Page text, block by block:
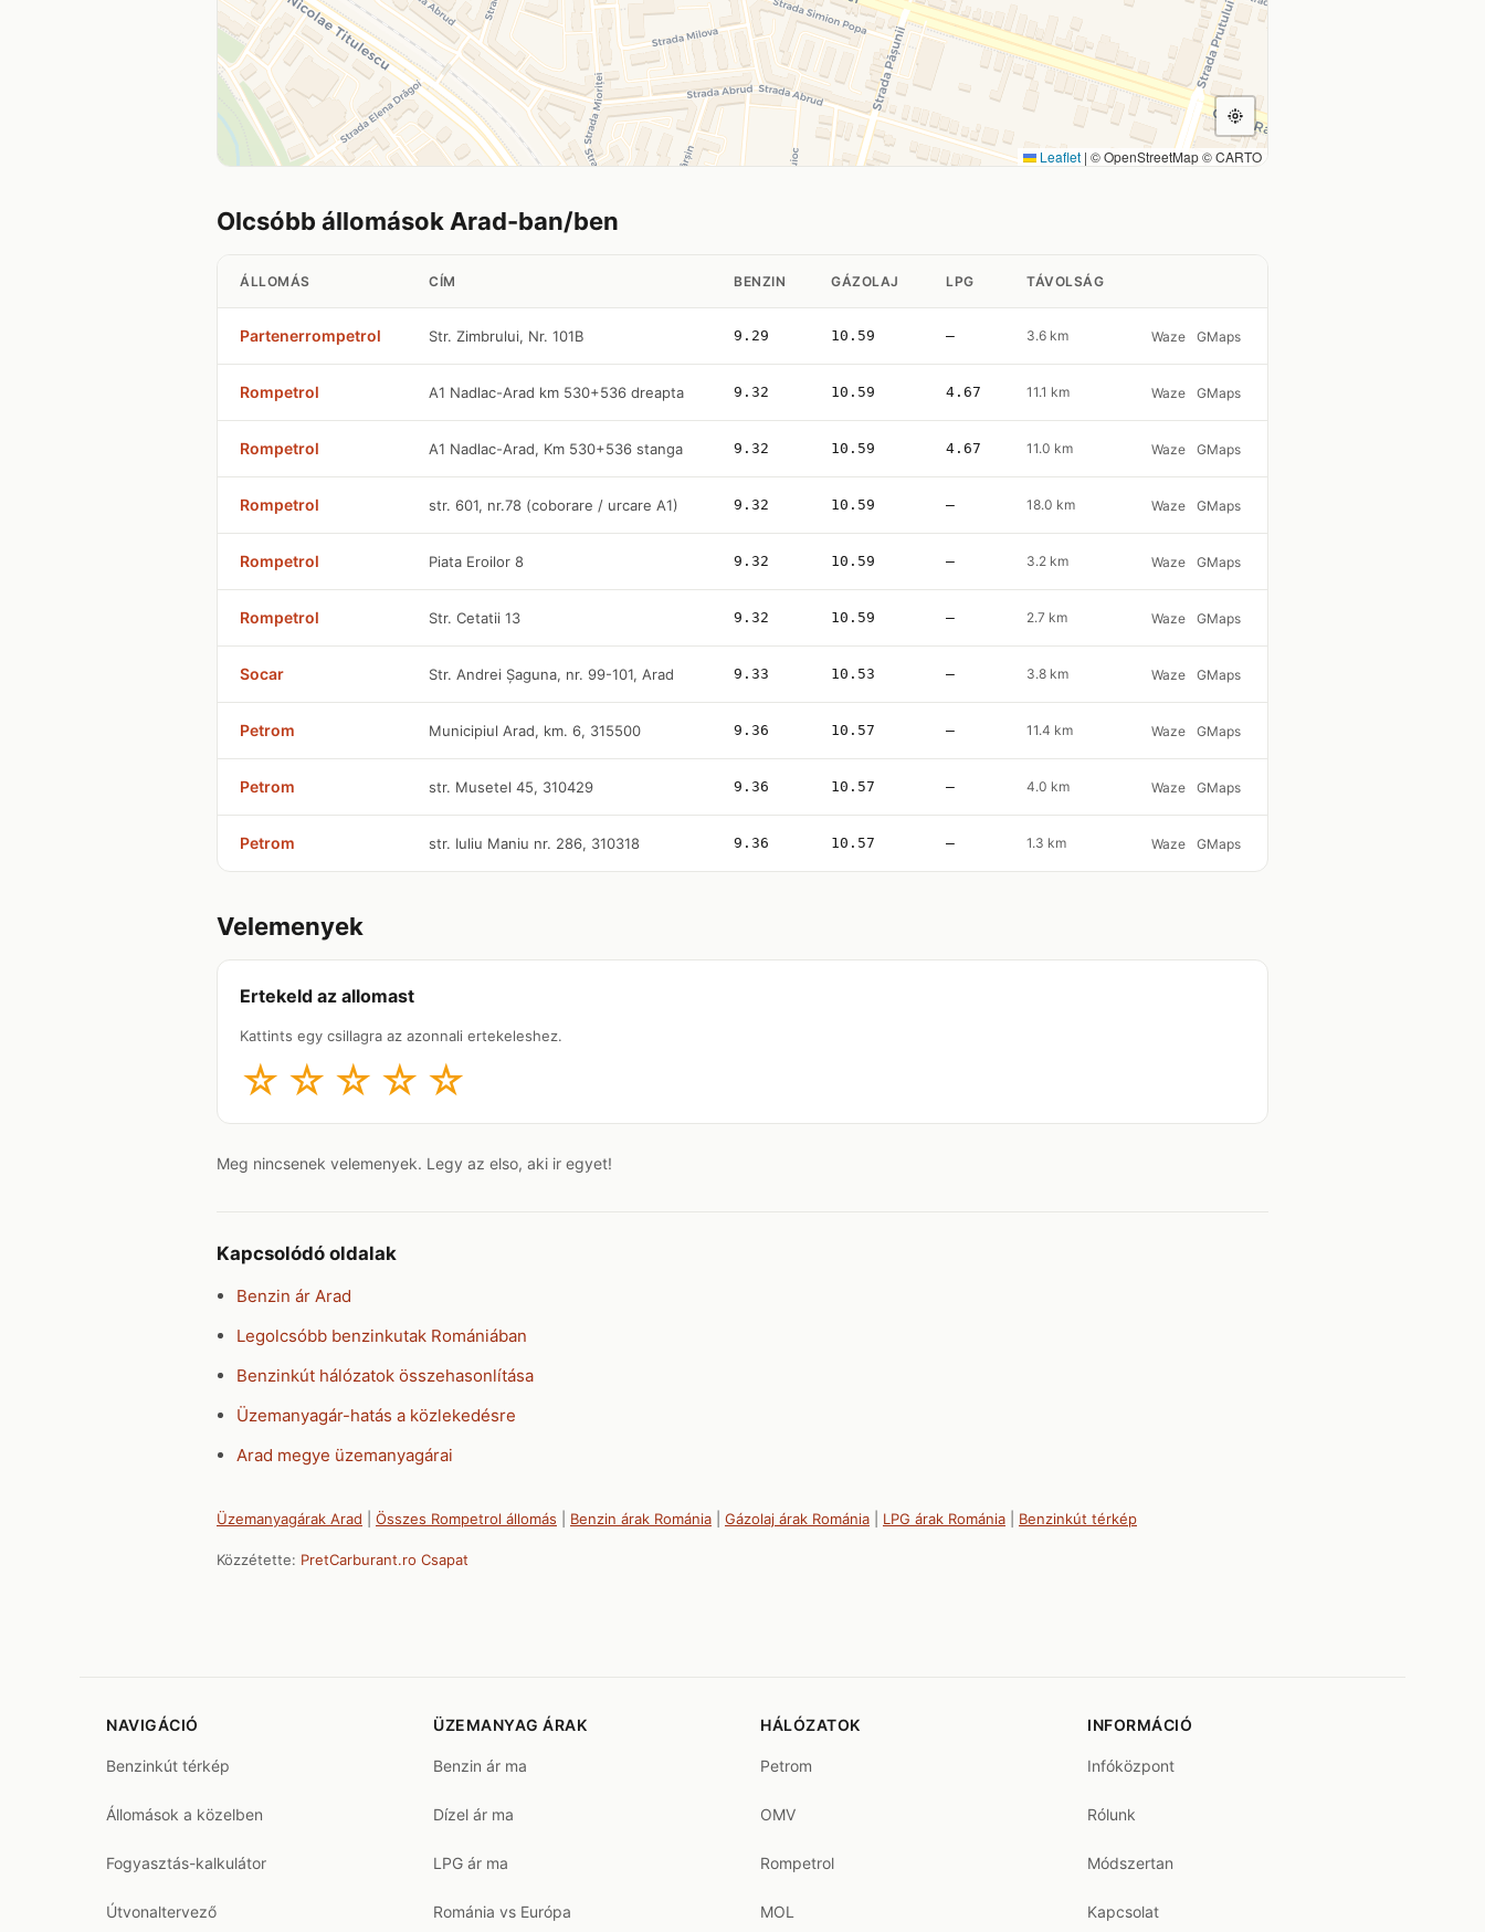
Leaflet | © OpenStreetMap © CARTO
Olcsóbb állomások Arad-ban/ben
ÁLLOMÁS CÍM BENZIN GÁZOLAJ LPG TÁVOLSÁG
Partenerrompetrol Str. Zimbrului, Nr. 101B 9.29 10.59 — 3.6 km Waze GMaps
Rompetrol A1 Nadlac-Arad km 530+536 dreapta 9.32 10.59 4.67 11.1 km Waze GMaps
Rompetrol A1 Nadlac-Arad, Km 530+536 stanga 9.32 10.59 4.67 11.0 km Waze GMaps
Rompetrol str. 601, nr.78 (coborare / urcare A1) 9.32 10.59 — 18.0 km Waze GMaps
Rompetrol Piata Eroilor 8 9.32 10.59 — 3.2 km Waze GMaps
Rompetrol Str. Cetatii 13 9.32 10.59 — 2.7 km Waze GMaps
Socar Str. Andrei Șaguna, nr. 99-101, Arad 9.33 10.53 — 3.8 km Waze GMaps
Petrom Municipiul Arad, km. 6, 315500 9.36 10.57 — 11.4 km Waze GMaps
Petrom str. Musetel 45, 310429 9.36 10.57 — 4.0 km Waze GMaps
Petrom str. Iuliu Maniu nr. 286, 310318 9.36 10.57 — 1.3 km Waze GMaps
Velemenyek
Ertekeld az allomast
Kattints egy csillagra az azonnali ertekeleshez.
☆ ☆ ☆ ☆ ☆
Meg nincsenek velemenyek. Legy az elso, aki ir egyet!
Kapcsolódó oldalak
Benzin ár Arad
Legolcsóbb benzinkutak Romániában
Benzinkút hálózatok összehasonlítása
Üzemanyagár-hatás a közlekedésre
Arad megye üzemanyagárai
Üzemanyagárak Arad Összes Rompetrol állomás Benzin árak Románia Gázolaj árak Románia LPG árak Románia Benzinkút térkép
Közzétette: PretCarburant.ro Csapat
NAVIGÁCIÓ
Benzinkút térkép
Állomások a közelben
Fogyasztás-kalkulátor
Útvonaltervező
ÜZEMANYAG ÁRAK
Benzin ár ma
Dízel ár ma
LPG ár ma
Románia vs Európa
HÁLÓZATOK
Petrom
OMV
Rompetrol
MOL
INFORMÁCIÓ
Infóközpont
Rólunk
Módszertan
Kapcsolat